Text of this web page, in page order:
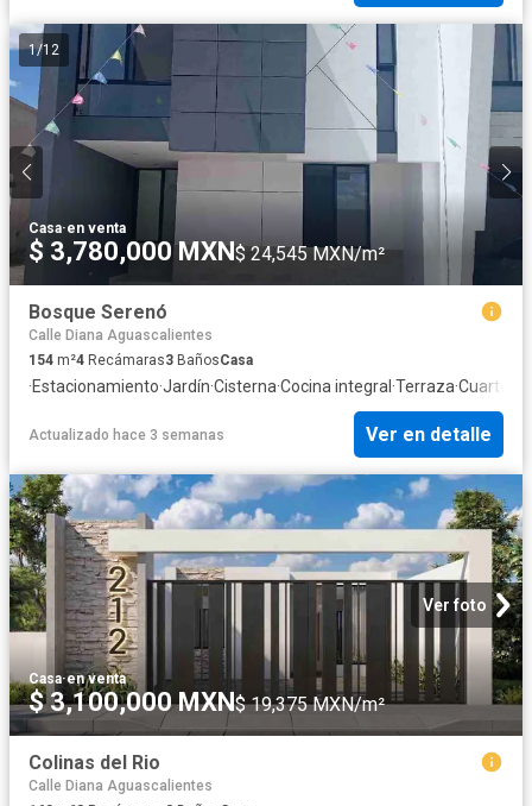
1/12
Casa·en venta
$ 3,780,000 MXN$ 24,545 MXN/m²
Bosque Serenó
Calle Diana Aguascalientes
154 m²4 Recámaras3 BañosCasa
·Estacionamiento·Jardín·Cisterna·Cocina integral ·Terraza·Cuarto
Actualizado hace 3 semanas Ver en detalle
Ver foto
Casa·en venta
$ 3,100,000 MXN$ 19,375 MXN/m²
Colinas del Rio
Calle Diana Aguascalientes